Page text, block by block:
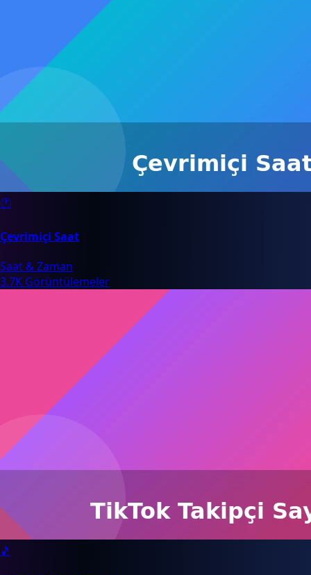
🕐
Çevrimiçi Saat
Saat & Zaman
3.7K Görüntülemeler
🎵